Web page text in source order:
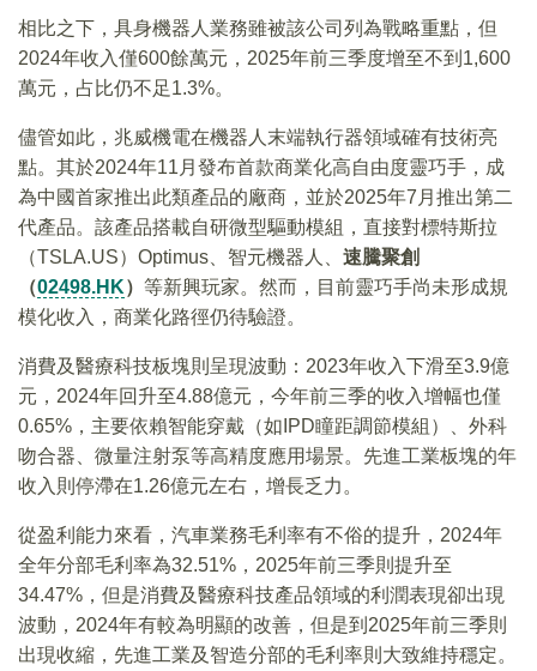
相比之下，具身機器人業務雖被該公司列為戰略重點，但
2024年收入僅600餘萬元，2025年前三季度增至不到1,600
萬元，占比仍不足1.3%。
儘管如此，兆威機電在機器人末端執行器領域確有技術亮
點。其於2024年11月發布首款商業化高自由度靈巧手，成
為中國首家推出此類產品的廠商，並於2025年7月推出第二
代產品。該產品搭載自研微型驅動模組，直接對標特斯拉
（TSLA.US）Optimus、智元機器人、 速騰聚創
（02498.HK） 等新興玩家。然而，目前靈巧手尚未形成規
模化收入，商業化路徑仍待驗證。
消費及醫療科技板塊則呈現波動：2023年收入下滑至3.9億
元，2024年回升至4.88億元，今年前三季的收入增幅也僅
0.65%，主要依賴智能穿戴（如IPD瞳距調節模組）、外科
吻合器、微量注射泵等高精度應用場景。先進工業板塊的年
收入則停滯在1.26億元左右，增長乏力。
從盈利能力來看，汽車業務毛利率有不俗的提升，2024年
全年分部毛利率為32.51%，2025年前三季則提升至
34.47%，但是消費及醫療科技產品領域的利潤表現卻出現
波動，2024年有較為明顯的改善，但是到2025年前三季則
出現收縮，先進工業及智造分部的毛利率則大致維持穩定。